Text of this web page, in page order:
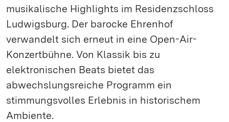
musikalische Highlights im Residenzschloss
Ludwigsburg. Der barocke Ehrenhof
verwandelt sich erneut in eine Open-Air-
Konzertbühne. Von Klassik bis zu
elektronischen Beats bietet das
abwechslungsreiche Programm ein
stimmungsvolles Erlebnis in historischem
Ambiente.